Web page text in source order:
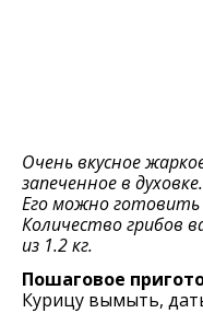
Очень вкусное
запеченное в духовке.
Его можно готовить
Количество грибов
из 1.2 кг.
Пошаговое
Курицу вымыть,